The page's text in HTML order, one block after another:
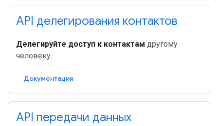
API делегирования контактов
Делегируйте доступ к контактам другому
человеку.
Документация
API передачи данных